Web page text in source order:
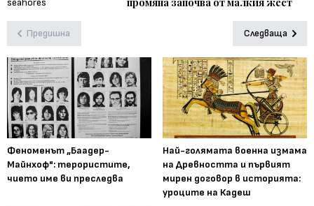
Предишна Следваща
Феноменът „Баадер-
Майнхоф": терористите,
чието име ви преследва
Най-голямата военна измама
на Древността и първият
мирен договор в историята:
уроците на Кадеш